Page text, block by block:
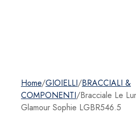
Home/GIOIELLI/BRACCIALI &
COMPONENTI/Bracciale Le
Glamour Sophie LGBR546.5